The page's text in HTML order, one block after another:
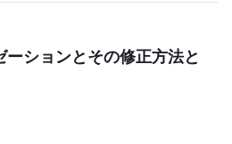
ションとその修正方法と